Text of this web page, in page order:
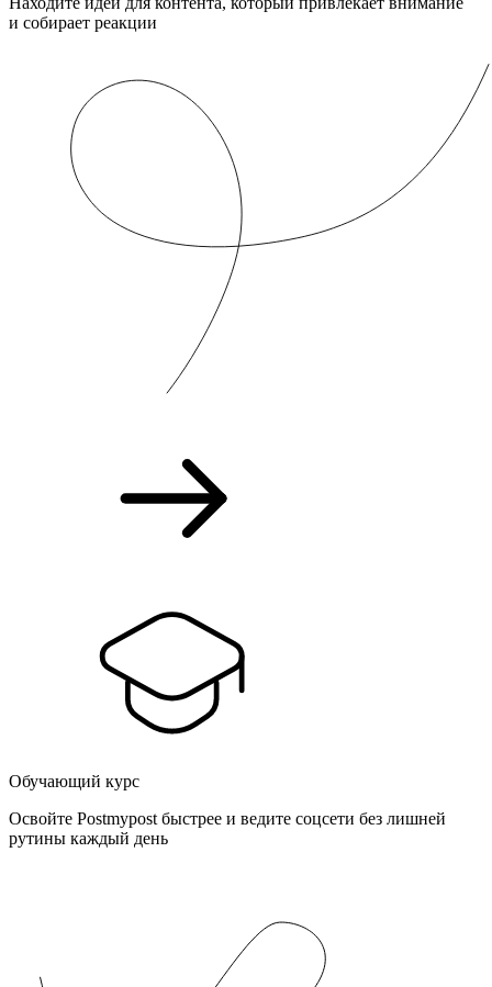
и собирает реакции
Обучающий курс
Освойте Postmypost быстрее и ведите соцсети без лишней
рутины каждый день